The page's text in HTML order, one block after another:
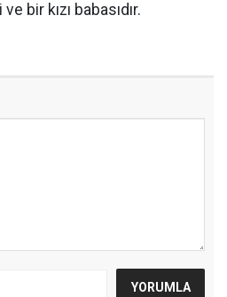
bir kızı babasıdır.